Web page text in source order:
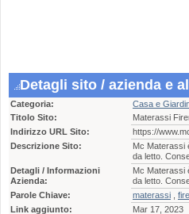
Detagli sito / azienda e
Categoria:
Casa e
Titolo Sito:
Materassi
Indirizzo URL Sito:
https://
Descrizione Sito:
Mc Materassi
da letto.
Detagli / Informazioni
Azienda:
Mc Materassi
da letto.
Parole Chiave:
materassi
Link aggiunto:
Mar 17, 2023